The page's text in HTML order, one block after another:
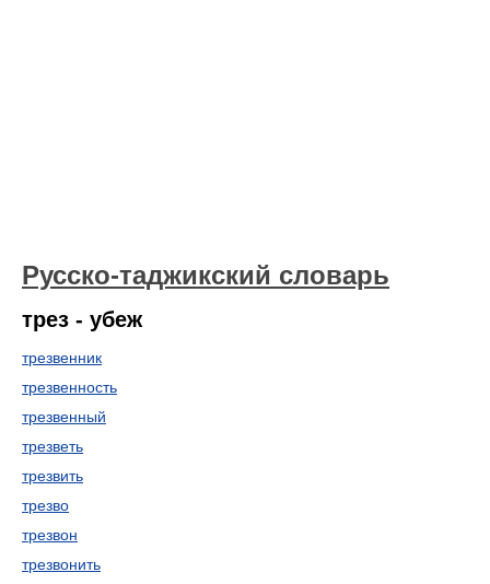
Русско-таджикский словарь
трез - убеж
трезвенник
трезвенность
трезвенный
трезветь
трезвить
трезво
трезвон
трезвонить